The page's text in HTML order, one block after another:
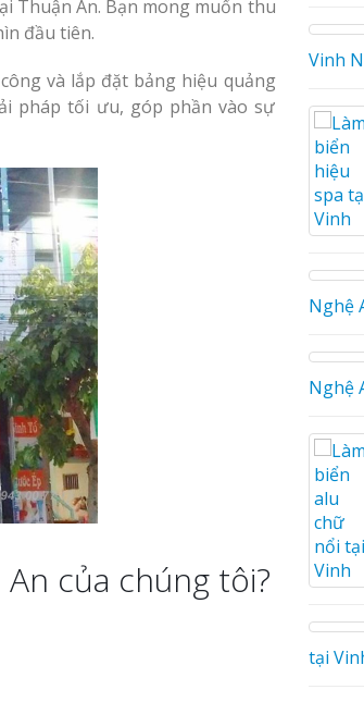
Thuận An. Bạn mong muốn thu
đầu tiên.
và lắp đặt bảng hiệu quảng
pháp tối ưu, góp phần vào sự
của chúng tôi?
Vinh
Làm biển quảng cáo
Nghệ An giá rẻ
Thi Công Bảng Hiệu
An Nâng Tầm Thương Hiệu
Làm Biển Led Vẫy Giá Rẻ
Vinh Giải Pháp Hiệu Quả
Làm Hộp Đèn Quảng Cáo
Vinh
Nghệ
Nghệ
tại
tại Vinh
tại
chữ nổi
An
năng
quán
Nghệ